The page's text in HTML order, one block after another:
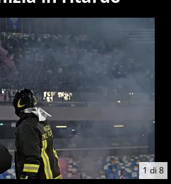
sport abili sia nel gioco di
le notizie e le rilanciano
dal basso quando
originali ed esclusivi.
1 di 8